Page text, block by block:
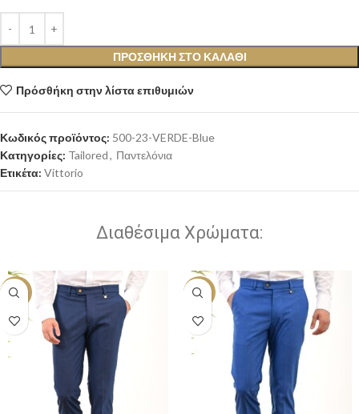
ΠΡΟΣΘΉΚΗ ΣΤΟ ΚΑΛΆΘΙ
Πρόσθήκη στην λίστα επιθυμιών
Κωδικός προϊόντος: 500-23-VERDE-Blue
Κατηγορίες: Tailored, Παντελόνια
Ετικέτα: Vittorio
Διαθέσιμα Χρώματα:
-30% -30%